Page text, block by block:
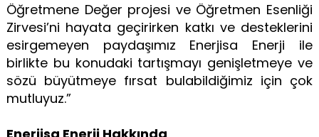
Öğretmene Değer projesi ve Öğretmen Esenliği
Zirvesi’ni hayata geçirirken katkı ve desteklerini
esirgemeyen paydaşımız Enerjisa Enerji ile
birlikte bu konudaki tartışmayı genişletmeye ve
sözü büyütmeye fırsat bulabildiğimiz için çok
mutluyuz.”